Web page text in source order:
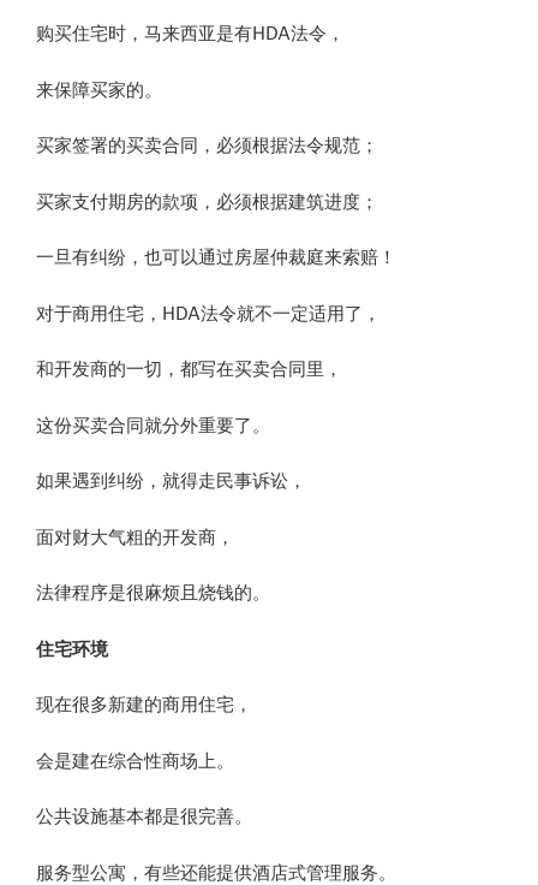
购买住宅时，马来西亚是有HDA法令，
来保障买家的。
买家签署的买卖合同，必须根据法令规范；
买家支付期房的款项，必须根据建筑进度；
一旦有纠纷，也可以通过房屋仲裁庭来索赔！
对于商用住宅，HDA法令就不一定适用了，
和开发商的一切，都写在买卖合同里，
这份买卖合同就分外重要了。
如果遇到纠纷，就得走民事诉讼，
面对财大气粗的开发商，
法律程序是很麻烦且烧钱的。
住宅环境
现在很多新建的商用住宅，
会是建在综合性商场上。
公共设施基本都是很完善。
服务型公寓，有些还能提供酒店式管理服务。